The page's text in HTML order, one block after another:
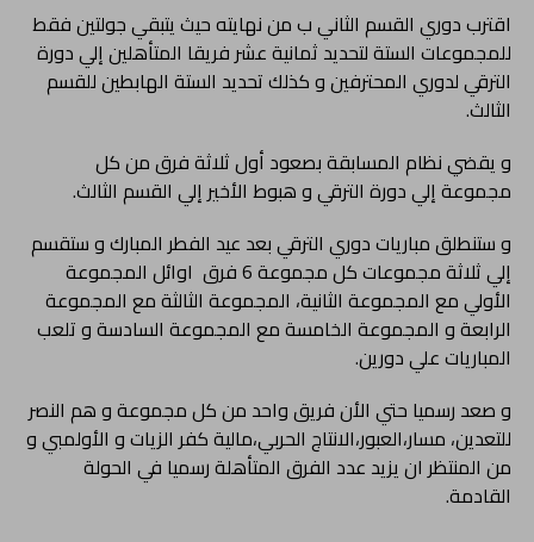
اقترب دوري القسم الثاني ب من نهايته حيث يتبقي جولتين فقط
للمجموعات الستة لتحديد ثمانية عشر فريقا المتأهلين إلي دورة
الترقي لدوري المحترفين و كذلك تحديد الستة الهابطين للقسم
الثالث.
و يقضي نظام المسابقة بصعود أول ثلاثة فرق من كل
مجموعة إلي دورة الترقي و هبوط الأخير إلي القسم الثالث.
و ستنطلق مباريات دوري الترقي بعد عيد الفطر المبارك و ستقسم
إلي ثلاثة مجموعات كل مجموعة 6 فرق اوائل المجموعة
الأولي مع المجموعة الثانية، المجموعة الثالثة مع المجموعة
الرابعة و المجموعة الخامسة مع المجموعة السادسة و تلعب
المباريات علي دورين.
و صعد رسميا حتي الأن فريق واحد من كل مجموعة و هم النصر
للتعدين، مسار،العبور،الانتاج الحربي،مالية كفر الزيات و الأولمبي و
من المنتظر ان يزيد عدد الفرق المتأهلة رسميا في الحولة
القادمة.